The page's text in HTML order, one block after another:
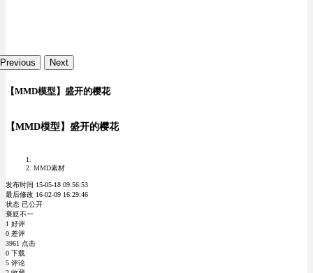
Previous Next
【MMD模型】盛开的樱花
【MMD模型】盛开的樱花
MMD素材
发布时间 15-05-18 09:56:53
最后修改 16-02-09 16:29:46
状态 已公开
褒贬不一
1 好评
0 差评
3961 点击
0 下载
5 评论